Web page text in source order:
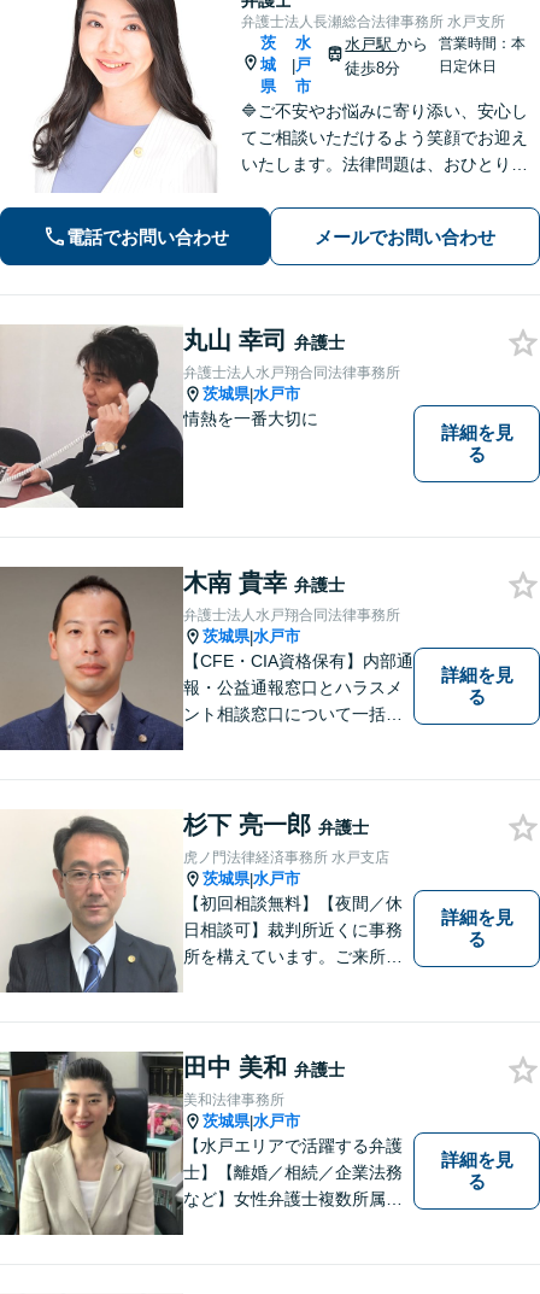
弁護士法人長瀬総合法律事務所 水戸支所
茨
城
県
|
水
戸
市
水戸駅から
徒歩8分
営業時間：本
日定休日
🔷ご不安やお悩みに寄り添い、安心し
てご相談いただけるよう笑顔でお迎え
いたします。法律問題は、おひとりで
だき、まずは弁護士へご相談くださ
い。🔷遺産相続問題・離婚問題・男女
トラブル・交通事故・企業法務等幅広
く対応可能
電話でお問い合わせ メールでお問い合わせ
丸山 幸司 弁護士
弁護士法人水戸翔合同法律事務所
茨城県|水戸市
情熱を一番大切に
詳細を見
る
木南 貴幸 弁護士
弁護士法人水戸翔合同法律事務所
茨城県|水戸市
【CFE・CIA資格保有】内部通
報・公益通報窓口とハラスメ
ント相談窓口について一括対
詳細を見
る
杉下 亮一郎 弁護士
虎ノ門法律経済事務所 水戸支店
茨城県|水戸市
【初回相談無料】【夜間／休
日相談可】裁判所近くに事務
所を構えています。ご来所・
もに最善の解決を目指しま
す。
詳細を見
る
田中 美和 弁護士
美和法律事務所
茨城県|水戸市
【水戸エリアで活躍する弁護
士】【離婚／相続／企業法務
など】女性弁護士複数所属／
詳細を見
る